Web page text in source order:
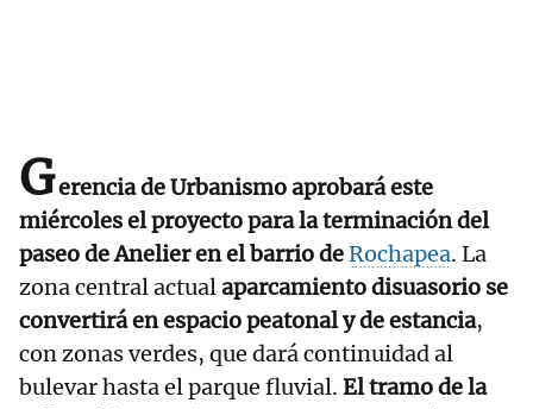
Gerencia de Urbanismo aprobará este
miércoles el proyecto para la terminación del
paseo de Anelier en el barrio deRochapea. La
zona central actualaparcamiento disuasorio se
convertirá en espacio peatonal y de estancia,
con zonas verdes, que dará continuidad al
bulevar hasta el parque fluvial. El tramo de la